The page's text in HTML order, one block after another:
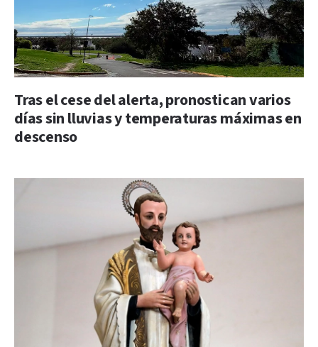
Tras el cese del alerta, pronostican varios
días sin lluvias y temperaturas máximas en
descenso